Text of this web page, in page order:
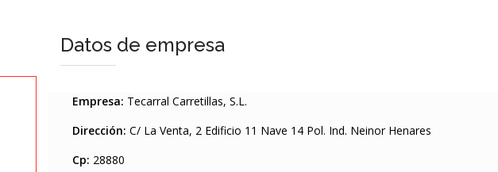
Datos de empresa
Empresa: Tecarral Carretillas, S.L.
Dirección: C/ La Venta, 2 Edificio 11 Nave 14 Pol. Ind. Neinor Henares
Cp: 28880